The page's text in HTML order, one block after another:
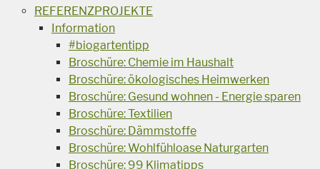
REFERENZPROJEKTE
Information
#biogartentipp
Broschüre: Chemie im Haushalt
Broschüre: ökologisches Heimwerken
Broschüre: Gesund wohnen - Energie sparen
Broschüre: Textilien
Broschüre: Dämmstoffe
Broschüre: Wohlfühloase Naturgarten
Broschüre: 99 Klimatipps